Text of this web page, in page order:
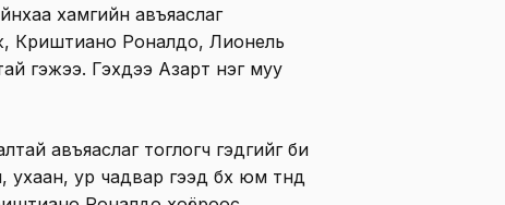
хамгийн авъяаслаг
Криштиано Роналдо, Лионель
гэжээ. Гэхдээ Азарт нэг муу
авъяаслаг тоглогч гэдгийг би
ур чадвар гээд бүх юм түүнд